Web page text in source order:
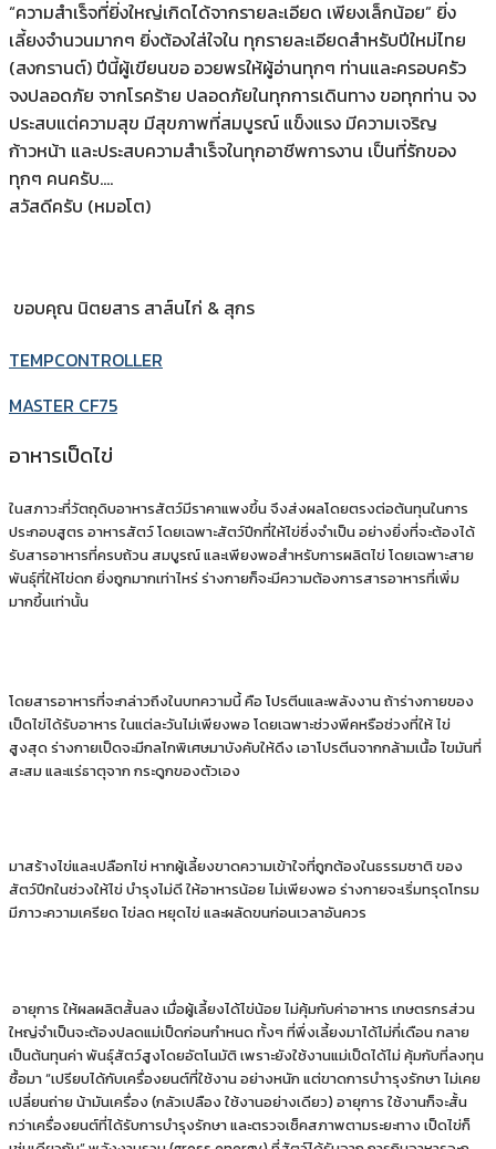
“ความสําเร็จที่ยิ่งใหญ่เกิดได้จากรายละเอียด เพียงเล็กน้อย” ยิ่ง
เลี้ยงจํานวนมากๆ ยิ่งต้องใส่ใจใน ทุกรายละเอียดสําหรับปีใหม่ไทย
(สงกรานต์) ปีนี้ผู้เขียนขอ อวยพรให้ผู้อ่านทุกๆ ท่านและครอบครัว
จงปลอดภัย จากโรคร้าย ปลอดภัยในทุกการเดินทาง ขอทุกท่าน จง
ประสบแต่ความสุข มีสุขภาพที่สมบูรณ์ แข็งแรง มีความเจริญ
ก้าวหน้า และประสบความสําเร็จในทุกอาชีพการงาน เป็นที่รักของ
ทุกๆ คนครับ….
สวัสดีครับ (หมอโต)
ขอบคุณ นิตยสาร สาส์นไก่ & สุกร
TEMPCONTROLLER
MASTER CF75
อาหารเป็ดไข่
ในสภาวะที่วัตถุดิบอาหารสัตว์มีราคาแพงขึ้น จึงส่งผลโดยตรงต่อต้นทุนในการ
ประกอบสูตร อาหารสัตว์ โดยเฉพาะสัตว์ปีกที่ให้ไข่ซึ่งจําเป็น อย่างยิ่งที่จะต้องได้
รับสารอาหารที่ครบถ้วน สมบูรณ์ และเพียงพอสําหรับการผลิตไข่ โดยเฉพาะสาย
พันธุ์ที่ให้ไข่ดก ยิ่งถูกมากเท่าไหร่ ร่างกายก็จะมีความต้องการสารอาหารที่เพิ่ม
มากขึ้นเท่านั้น
โดยสารอาหารที่จะกล่าวถึงในบทความนี้ คือ โปรตีนและพลังงาน ถ้าร่างกายของ
เป็ดไข่ได้รับอาหาร ในแต่ละวันไม่เพียงพอ โดยเฉพาะช่วงพีคหรือช่วงที่ให้ ไข่
สูงสุด ร่างกายเป็ดจะมีกลไกพิเศษมาบังคับให้ดึง เอาโปรตีนจากกล้ามเนื้อ ไขมันที่
สะสม และแร่ธาตุจาก กระดูกของตัวเอง
มาสร้างไข่และเปลือกไข่ หากผู้เลี้ยงขาดความเข้าใจที่ถูกต้องในธรรมชาติ ของ
สัตว์ปีกในช่วงให้ไข่ บํารุงไม่ดี ให้อาหารน้อย ไม่เพียงพอ ร่างกายจะเริ่มทรุดโทรม
มีภาวะความเครียด ไข่ลด หยุดไข่ และผลัดขนก่อนเวลาอันควร
อายุการ ให้ผลผลิตสั้นลง เมื่อผู้เลี้ยงได้ไข่น้อย ไม่คุ้มกับค่าอาหาร เกษตรกรส่วน
ใหญ่จําเป็นจะต้องปลดแม่เป็ดก่อนกําหนด ทั้งๆ ที่พึ่งเลี้ยงมาได้ไม่กี่เดือน กลาย
เป็นต้นทุนค่า พันธุ์สัตว์สูงโดยอัตโนมัติ เพราะยังใช้งานแม่เป็ดได้ไม่ คุ้มกับที่ลงทุน
ซื้อมา “เปรียบได้กับเครื่องยนต์ที่ใช้งาน อย่างหนัก แต่ขาดการบําารุงรักษา ไม่เคย
เปลี่ยนถ่าย น้ามันเครื่อง (กลัวเปลือง ใช้งานอย่างเดียว) อายุการ ใช้งานก็จะสั้น
กว่าเครื่องยนต์ที่ได้รับการบํารุงรักษา และตรวจเช็คสภาพตามระยะทาง เป็ดไข่ก็